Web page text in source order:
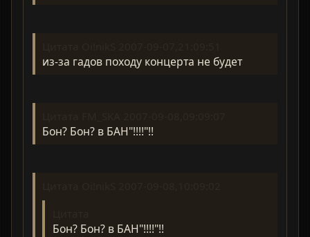
из-за гадов походу концерта не будет
Бон? Бон? в БАН"!!!!"!!
Бон? Бон? в БАН"!!!!"!!